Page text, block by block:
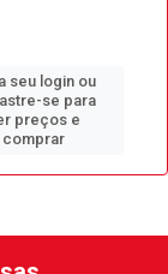
seu login ou
se para
preços e
comprar